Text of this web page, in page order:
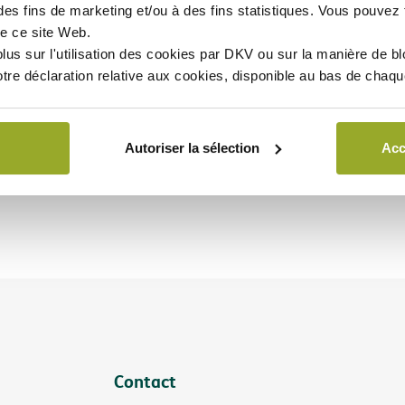
fins de marketing et/ou à des fins statistiques. Vous
ce site Web.
sur l'utilisation des cookies par DKV ou sur la manière de
déclaration relative aux cookies, disponible au bas de
Autoriser la sélection
Contact